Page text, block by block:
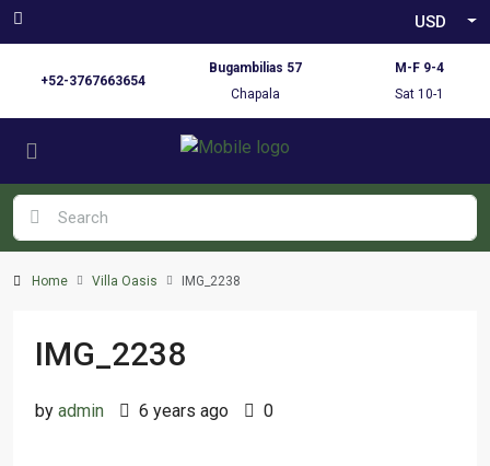
USD
+52-3767663654
Bugambilias 57
Chapala
M-F 9-4
Sat 10-1
Home Villa Oasis IMG_2238
IMG_2238
by admin 6 years ago 0